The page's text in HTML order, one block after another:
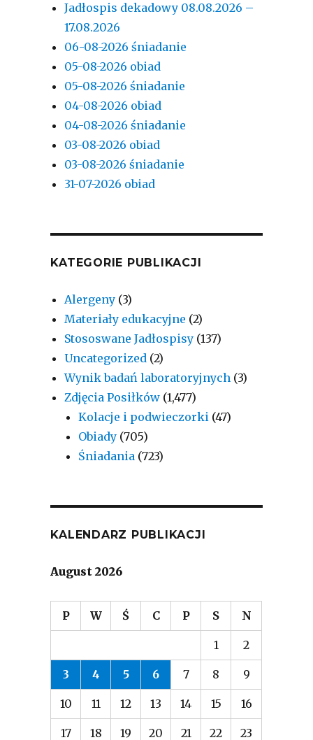
Jadłospis dekadowy 08.08.2026 –
17.08.2026
06-08-2026 śniadanie
05-08-2026 obiad
05-08-2026 śniadanie
04-08-2026 obiad
04-08-2026 śniadanie
03-08-2026 obiad
03-08-2026 śniadanie
31-07-2026 obiad
KATEGORIE PUBLIKACJI
Alergeny (3)
Materiały edukacyjne (2)
Stososwane Jadłospisy (137)
Uncategorized (2)
Wynik badań laboratoryjnych (3)
Zdjęcia Posiłków (1,477)
Kolacje i podwieczorki (47)
Obiady (705)
Śniadania (723)
KALENDARZ PUBLIKACJI
August 2026
P W Ś C P S N
1 2
3 4 5 6 7 8 9
10 11 12 13 14 15 16
17 18 19 20 21 22 23